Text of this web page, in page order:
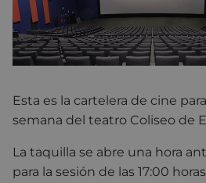
Esta es la cartelera de cine
semana del teatro Coliseo de
La taquilla se abre una hora
para la sesión de las 17:00